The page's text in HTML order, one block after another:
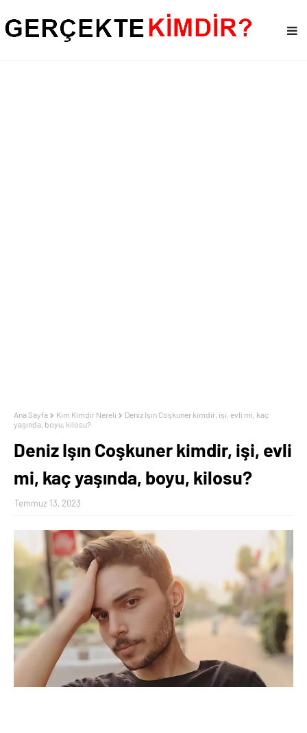
Ana Sayfa Kim Kimdir Nereli
Deniz Işın Coşkuner kimdir, işi, evli mi, kaç
yaşında, boyu, kilosu?
Deniz Işın Coşkuner kimdir, işi, evli
mi, kaç yaşında, boyu, kilosu?
Temmuz 13, 2023